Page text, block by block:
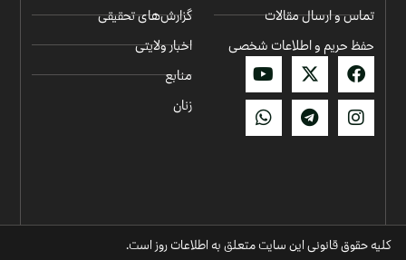
تماس و ارسال مقالات
حفظ حریم و اطلاعات شخصی
گزارش‌های تحقیقی
اخبار ولایتی
منابع
زنان
کلیه حقوق قانونی این سایت متعلق به اطلاعات روز است.